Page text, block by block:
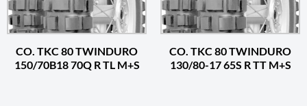
CO. TKC 80 TWINDURO
150/70B18 70Q R TL M+S
CO. TKC 80 TWINDURO
130/80-17 65S R TT M+S